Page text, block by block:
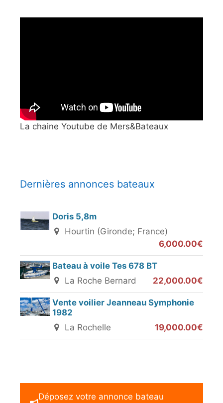
La chaine Youtube de Mers&Bateaux
Dernières annonces bateaux
Doris 5,8m
Hourtin (Gironde; France)
6,000.00€
Bateau à voile Tes 678 BT
La Roche Bernard
22,000.00€
Vente voilier Jeanneau Symphonie
1982
La Rochelle
19,000.00€
Déposez votre annonce bateau